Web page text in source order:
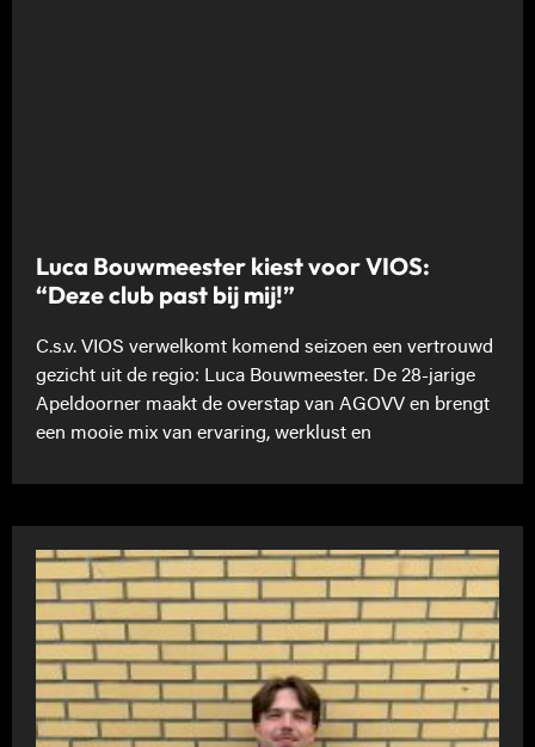
Luca Bouwmeester kiest voor VIOS:
“Deze club past bij mij!”
C.s.v. VIOS verwelkomt komend seizoen een vertrouwd
gezicht uit de regio: Luca Bouwmeester. De 28-jarige
Apeldoorner maakt de overstap van AGOVV en brengt
een mooie mix van ervaring, werklust en